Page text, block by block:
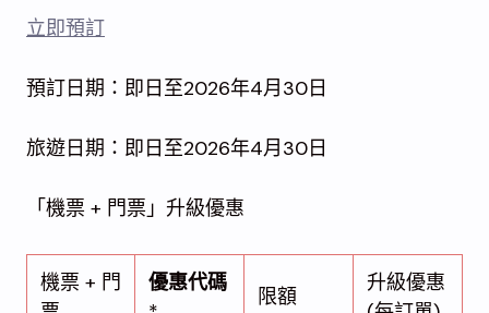
立即預訂
預訂日期：即日至2026年4月30日
旅遊日期：即日至2026年4月30日
「機票 + 門票」升級優惠
機票 + 門
優惠代碼
限額
升級優惠